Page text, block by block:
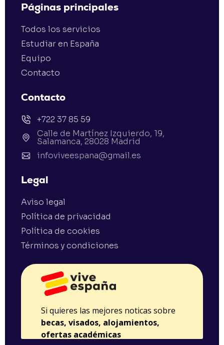
Páginas principales
Todos los servicios
Estudiar en España
Equipo
Contacto
Contacto
+722 37 85 59
Calle de Martínez Izquierdo, 19,
Salamanca, 28028 Madrid
infoviveespana@gmail.es
Legal
Aviso legal
Política de privacidad
Política de cookies
Términos y condiciones